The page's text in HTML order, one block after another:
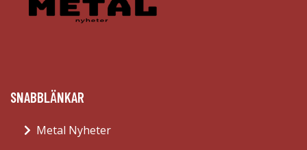
SNABBLÄNKAR
Metal Nyheter